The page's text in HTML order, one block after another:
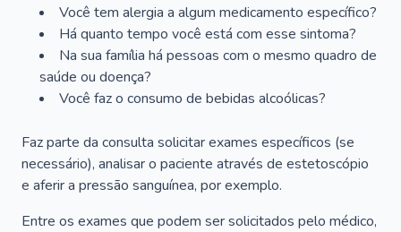
Você tem alergia a algum medicamento específico?
Há quanto tempo você está com esse sintoma?
Na sua família há pessoas com o mesmo quadro de
saúde ou doença?
Você faz o consumo de bebidas alcoólicas?
Faz parte da consulta solicitar exames específicos (se
necessário), analisar o paciente através de estetoscópio
e aferir a pressão sanguínea, por exemplo.
Entre os exames que podem ser solicitados pelo médico,